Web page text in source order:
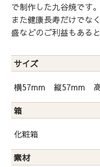
で制作した九谷焼です。
また健康長寿だけでな
盛などのご利益もある
サイズ
横57mm 縦57mm
箱
化粧箱
素材